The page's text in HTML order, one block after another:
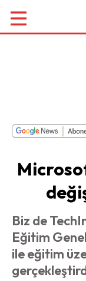
Biz de
Eğitim
ile eğitim